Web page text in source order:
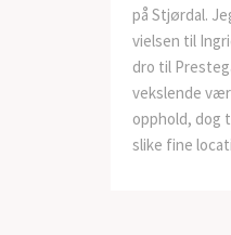
på Stjørdal.
vielsen til
dro til
vekslende
opphold, dog
slike fine